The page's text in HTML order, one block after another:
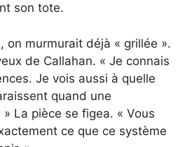
son tote.
on murmurait déjà « grillée ».
de Callahan. « Je connais
Je vois aussi à quelle
quand une
La pièce se figea. « Vous
ce que ce système